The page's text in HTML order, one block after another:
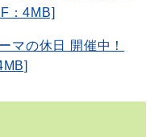
：4MB]
マの休日 開催中！